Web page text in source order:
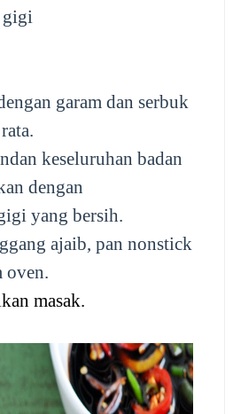
garam dan serbuk
keseluruhan badan
dengan
yang bersih.
ajaib, pan nonstick
oven.
masak.